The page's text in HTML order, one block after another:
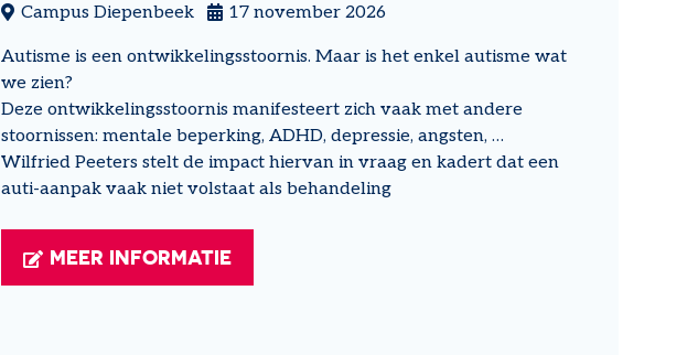
Campus Diepenbeek 17 november 2026
Autisme is een ontwikkelingsstoornis. Maar is het enkel autisme wat
we zien?
Deze ontwikkelingsstoornis manifesteert zich vaak met andere
stoornissen: mentale beperking, ADHD, depressie, angsten, …
Wilfried Peeters stelt de impact hiervan in vraag en kadert dat een
auti-aanpak vaak niet volstaat als behandeling
MEER INFORMATIE